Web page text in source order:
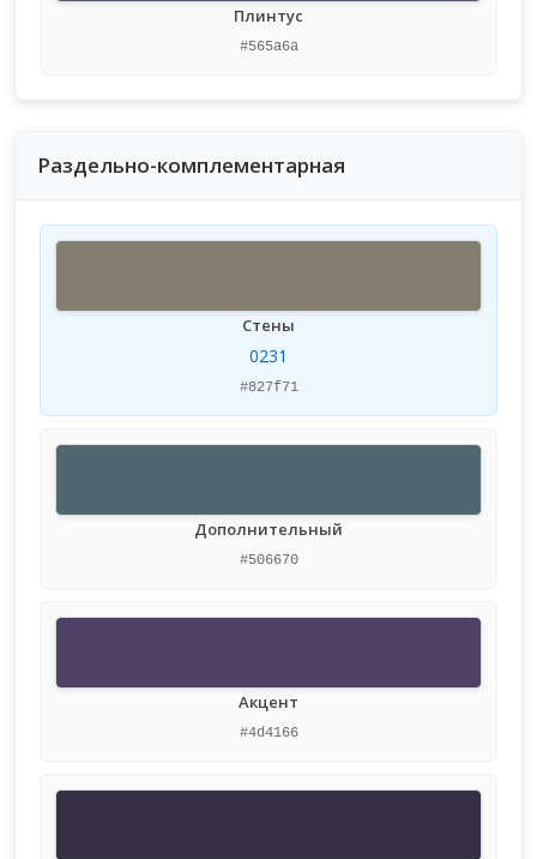
Плинтус
#565a6a
Раздельно-комплементарная
Стены
0231
#827f71
Дополнительный
#506670
Акцент
#4d4166